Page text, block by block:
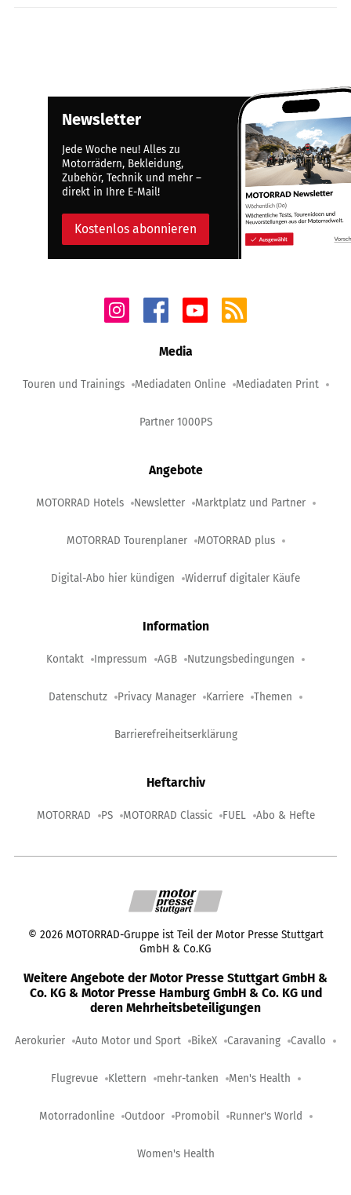
Newsletter
Jede Woche neu! Alles zu
Motorrädern, Bekleidung,
Zubehör, Technik und mehr –
direkt in Ihre E-Mail!
Kostenlos abonnieren
Media
Touren und Trainings Mediadaten Online Mediadaten Print
Partner 1000PS
Angebote
MOTORRAD Hotels Newsletter Marktplatz und Partner
MOTORRAD Tourenplaner MOTORRAD plus
Digital-Abo hier kündigen Widerruf digitaler Käufe
Information
Kontakt Impressum AGB Nutzungsbedingungen
Datenschutz Privacy Manager Karriere Themen
Barrierefreiheitserklärung
Heftarchiv
MOTORRAD PS MOTORRAD Classic FUEL Abo & Hefte
© 2026 MOTORRAD-Gruppe ist Teil der Motor Presse Stuttgart
GmbH & Co.KG
Weitere Angebote der Motor Presse Stuttgart GmbH &
Co. KG & Motor Presse Hamburg GmbH & Co. KG und
deren Mehrheitsbeteiligungen
Aerokurier Auto Motor und Sport BikeX Caravaning Cavallo
Flugrevue Klettern mehr-tanken Men's Health
Motorradonline Outdoor Promobil Runner's World
Women's Health